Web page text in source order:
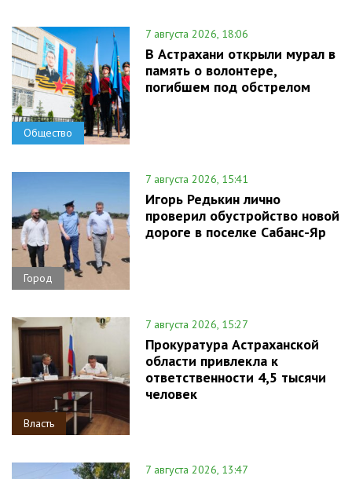
Общество
7 августа 2026, 18:06
В Астрахани открыли мурал в
память о волонтере,
погибшем под обстрелом
Город
7 августа 2026, 15:41
Игорь Редькин лично
проверил обустройство новой
дороге в поселке Сабанс-Яр
Власть
7 августа 2026, 15:27
Прокуратура Астраханской
области привлекла к
ответственности 4,5 тысячи
человек
7 августа 2026, 13:47